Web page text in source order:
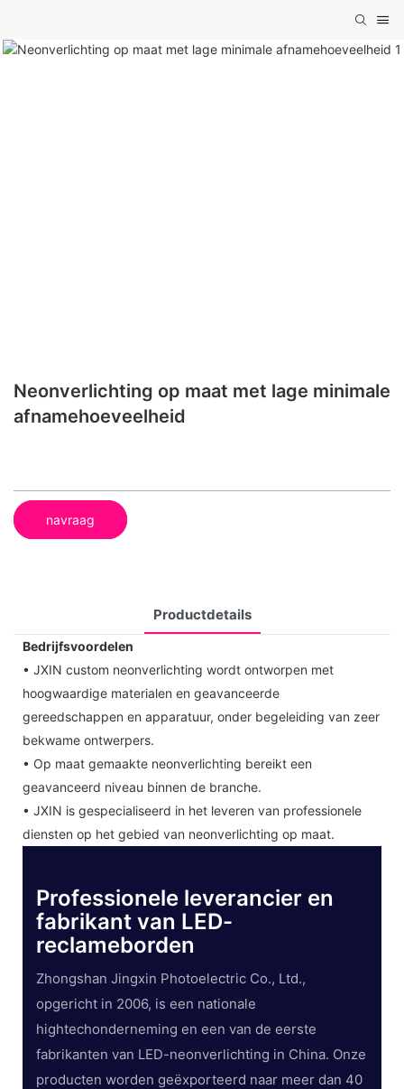
Neonverlichting op maat met lage minimale
afnamehoeveelheid
navraag
Productdetails
Bedrijfsvoordelen
• JXIN custom neonverlichting wordt ontworpen met
hoogwaardige materialen en geavanceerde
gereedschappen en apparatuur, onder begeleiding van zeer
bekwame ontwerpers.
• Op maat gemaakte neonverlichting bereikt een
geavanceerd niveau binnen de branche.
• JXIN is gespecialiseerd in het leveren van professionele
diensten op het gebied van neonverlichting op maat.
Professionele leverancier en
fabrikant van LED-
reclameborden
Zhongshan Jingxin Photoelectric Co., Ltd.,
opgericht in 2006, is een nationale
hightechonderneming en een van de eerste
fabrikanten van LED-neonverlichting in China. Onze
producten worden geëxporteerd naar meer dan 40